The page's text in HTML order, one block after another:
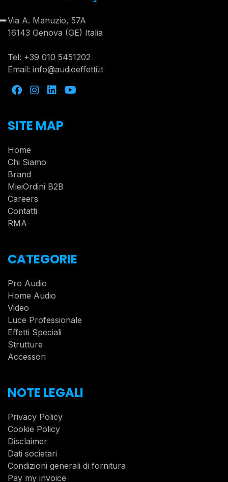
Via A. Manuzio, 57A
16143 Genova (GE) Italia
Tel: +39 010 5451202
Email: info@audioeffetti.it
SITE MAP
Home
Chi Siamo
Brand
MieiOrdini B2B
Careers
Contatti
RMA
CATEGORIE
Pro Audio
Home Audio
Video
Luce Professionale
Effetti Speciali
Strutture
Accessori
NOTE LEGALI
Privacy Policy
Cookie Policy
Disclaimer
Dati societari
Condizioni generali di fornitura
Pay my invoice